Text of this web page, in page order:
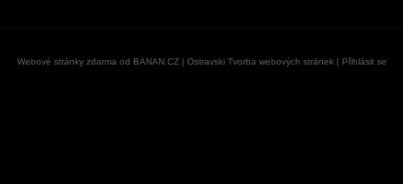
Webové stránky zdarma od BANAN.CZ| Ostravski Tvorba webových stránek | Přihlásit se